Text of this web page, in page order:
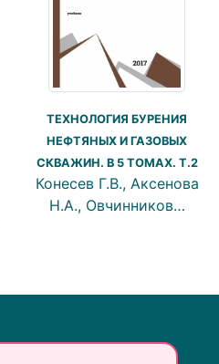
ТЕХНОЛОГИЯ БУРЕНИЯ
НЕФТЯНЫХ И ГАЗОВЫХ
СКВАЖИН. В 5 ТОМАХ. Т.2
Конесев Г.В., Аксенова
Н.А., Овчинников…